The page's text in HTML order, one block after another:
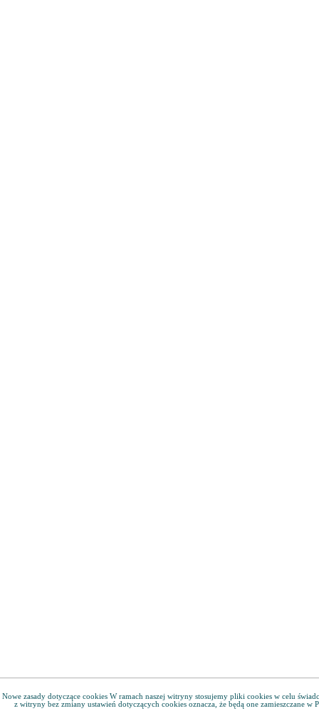
Nowe zasady dotyczące cookies W ramach naszej witryny stosujemy pliki cookies w celu
z witryny bez zmiany ustawień dotyczących cookies oznacza, że będą one zamieszczane